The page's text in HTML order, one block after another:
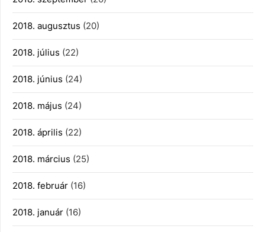
2018. augusztus (20)
2018. július (22)
2018. június (24)
2018. május (24)
2018. április (22)
2018. március (25)
2018. február (16)
2018. január (16)